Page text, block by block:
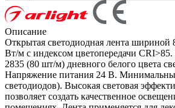
Описание
Открытая светодиодная лента
Вт/м с индексом цветопередачи
2835 (80 шт/м) дневного белого цвета
Напряжение питания 24 В.
светодиодов). Высокая световая
позволяет создать качественное